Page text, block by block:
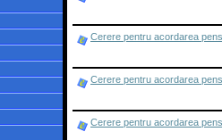
Cerere pentru acordarea
Cerere pentru acordarea
Cerere pentru acordarea